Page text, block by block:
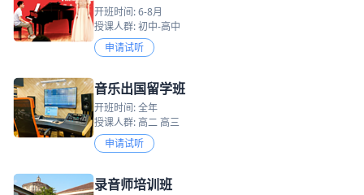
开班时间: 6-8月
授课人群: 初中-高中
申请试听
音乐出国留学班
开班时间: 全年
授课人群: 高二 高三
申请试听
录音师培训班